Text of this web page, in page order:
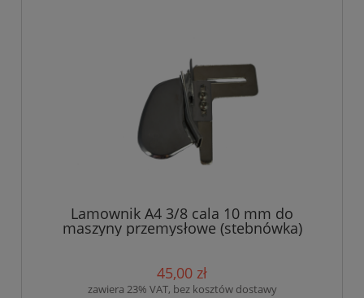
Lamownik A4 3/8 cala 10 mm do
maszyny przemysłowe (stebnówka)
45,00 zł
zawiera 23% VAT, bez kosztów dostawy